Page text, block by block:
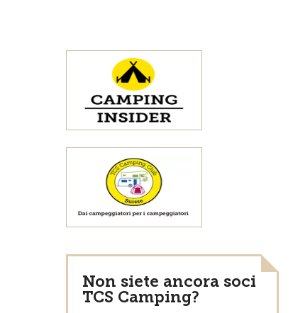
Non siete ancora soci
TCS Camping?